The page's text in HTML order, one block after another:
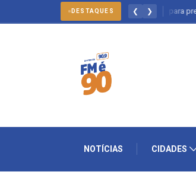
DESTAQUES ❮ ❯
Salto: forças policiais se mobilizam para prender
NOTÍCIAS CIDADES